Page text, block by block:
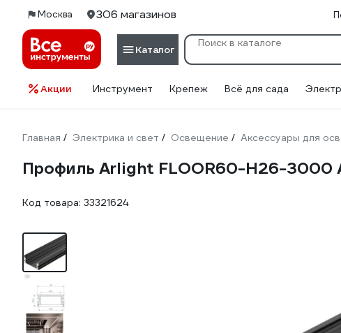
Москва 306 магазинов
Каталог
Акции Инструмент Крепеж Всё для сада
Главная / Электрика и свет / Освещение / Аксессуары для
Профиль Arlight FLOOR60-H26-3000
Код товара: 33321624